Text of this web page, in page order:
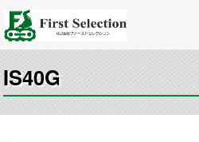
IS40G